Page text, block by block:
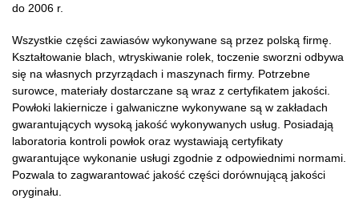
do 2006 r.
Wszystkie części zawiasów wykonywane są przez polską firmę.
Kształtowanie blach, wtryskiwanie rolek, toczenie sworzni odbywa
się na własnych przyrządach i maszynach firmy. Potrzebne
surowce, materiały dostarczane są wraz z certyfikatem jakości.
Powłoki lakiernicze i galwaniczne wykonywane są w zakładach
gwarantujących wysoką jakość wykonywanych usług. Posiadają
laboratoria kontroli powłok oraz wystawiają certyfikaty
gwarantujące wykonanie usługi zgodnie z odpowiednimi normami.
Pozwala to zagwarantować jakość części dorównującą jakości
oryginału.